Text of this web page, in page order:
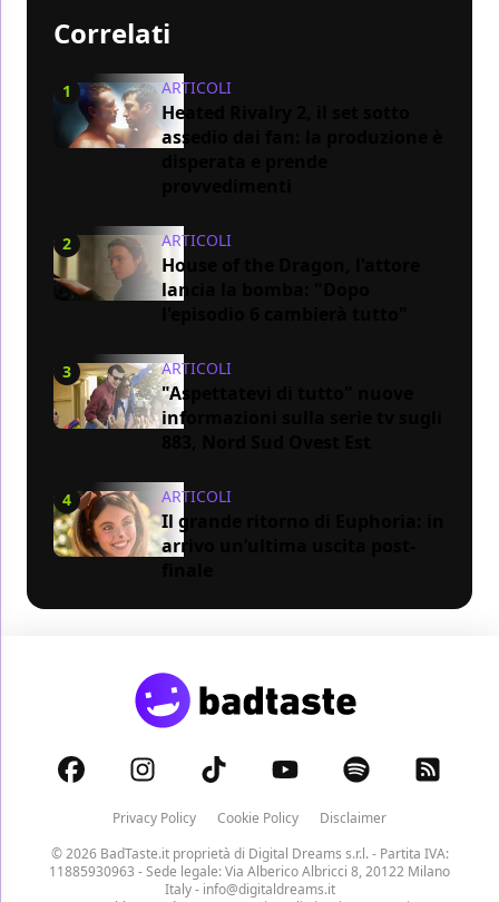
Correlati
1 ARTICOLI
Heated Rivalry 2, il set sotto
assedio dai fan: la produzione è
2 ARTICOLI
House of the Dragon, l'attore
lancia la bomba: "Dopo
3 ARTICOLI
"Aspettatevi di tutto" nuove
informazioni sulla serie tv sugli
4 ARTICOLI
Il grande ritorno di Euphoria: in
arrivo un’ultima uscita post-
Privacy Policy Cookie Policy
Disclaimer
© 2026 BadTaste.it proprietà di Digital Dreams s.r.l.- Partita IVA:
11885930963 - Sede legale: Via Alberico Albricci 8, 20122 Milano
Italy - info@digitaldreams.it